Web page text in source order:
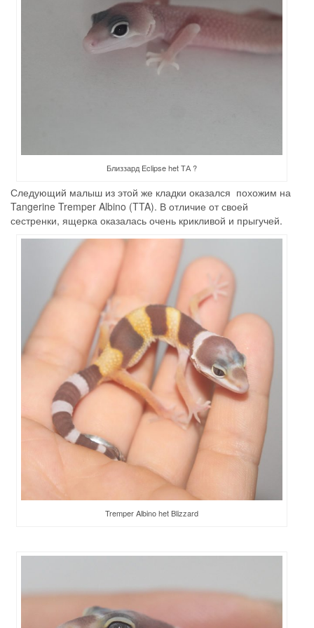
Близзард Eclipse het ТА ?
Следующий малыш из этой же кладки оказался похожим на
Tangerine Tremper Albino (TTA). В отличие от своей
сестренки, ящерка оказалась очень крикливой и прыгучей.
Tremper Albino het Blizzard